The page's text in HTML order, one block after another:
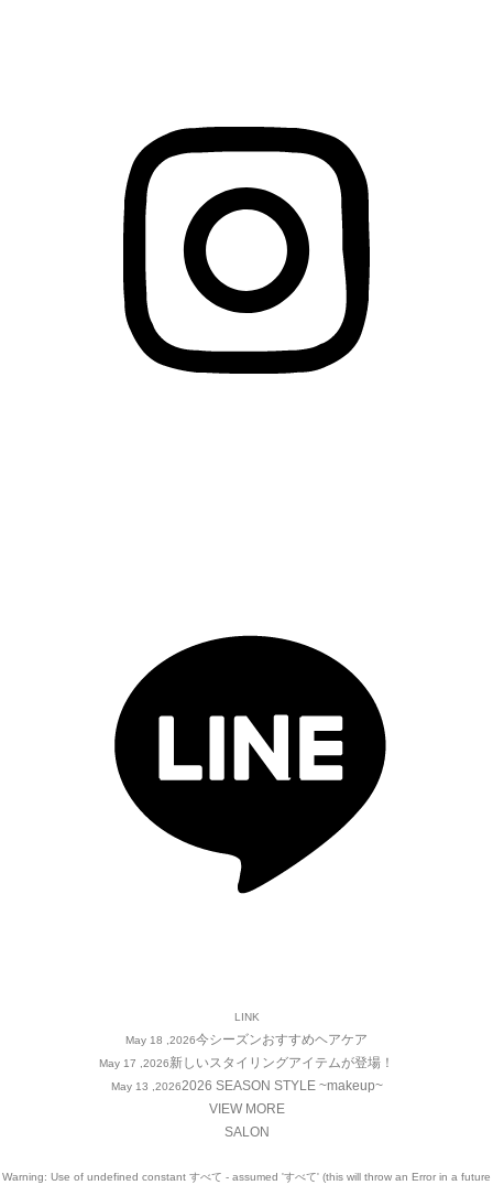
LINK
May 18 ,2026今シーズンおすすめヘアケア
May 17 ,2026新しいスタイリングアイテムが登場！
May 13 ,20262026 SEASON STYLE ~makeup~
VIEW MORE
SALON
Warning: Use of undefined constant すべて - assumed 'すべて' (this will throw an Error in a future